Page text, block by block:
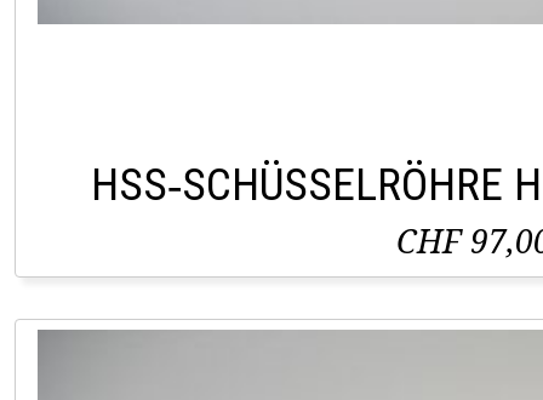
HSS‑SCHÜSSELRÖHRE
CHF